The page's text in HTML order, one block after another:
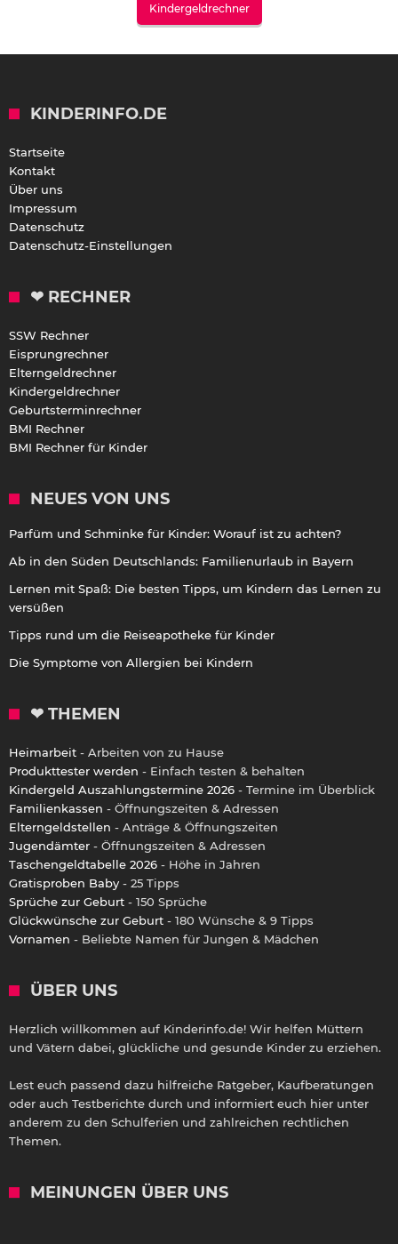
Kindergeldrechner
KINDERINFO.DE
Startseite
Kontakt
Über uns
Impressum
Datenschutz
Datenschutz-Einstellungen
❤ RECHNER
SSW Rechner
Eisprungrechner
Elterngeldrechner
Kindergeldrechner
Geburtsterminrechner
BMI Rechner
BMI Rechner für Kinder
NEUES VON UNS
Parfüm und Schminke für Kinder: Worauf ist zu achten?
Ab in den Süden Deutschlands: Familienurlaub in Bayern
Lernen mit Spaß: Die besten Tipps, um Kindern das Lernen zu
versüßen
Tipps rund um die Reiseapotheke für Kinder
Die Symptome von Allergien bei Kindern
❤ THEMEN
Heimarbeit - Arbeiten von zu Hause
Produkttester werden - Einfach testen & behalten
Kindergeld Auszahlungstermine 2026 - Termine im Überblick
Familienkassen - Öffnungszeiten & Adressen
Elterngeldstellen - Anträge & Öffnungszeiten
Jugendämter - Öffnungszeiten & Adressen
Taschengeldtabelle 2026 - Höhe in Jahren
Gratisproben Baby - 25 Tipps
Sprüche zur Geburt - 150 Sprüche
Glückwünsche zur Geburt - 180 Wünsche & 9 Tipps
Vornamen - Beliebte Namen für Jungen & Mädchen
ÜBER UNS
Herzlich willkommen auf Kinderinfo.de! Wir helfen Müttern
und Vätern dabei, glückliche und gesunde Kinder zu erziehen.
Lest euch passend dazu hilfreiche Ratgeber, Kaufberatungen
oder auch Testberichte durch und informiert euch hier unter
anderem zu den Schulferien und zahlreichen rechtlichen
Themen.
MEINUNGEN ÜBER UNS